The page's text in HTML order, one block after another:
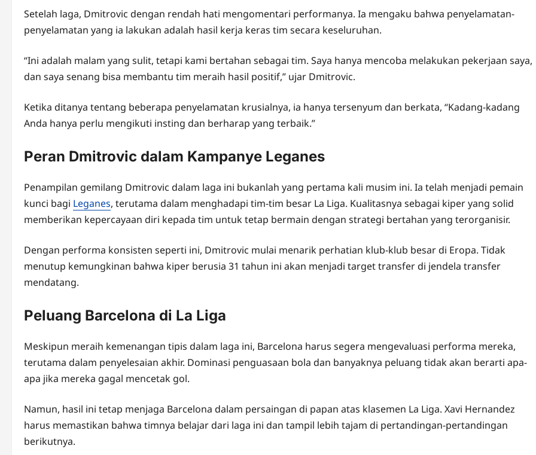
Setelah laga, Dmitrovic dengan rendah hati mengomentari performanya. Ia mengaku bahwa penyelamatan-
penyelamatan yang ia lakukan adalah hasil kerja keras tim secara keseluruhan.
“Ini adalah malam yang sulit, tetapi kami bertahan sebagai tim. Saya hanya mencoba melakukan pekerjaan saya,
dan saya senang bisa membantu tim meraih hasil positif,” ujar Dmitrovic.
Ketika ditanya tentang beberapa penyelamatan krusialnya, ia hanya tersenyum dan berkata, “Kadang-kadang
Anda hanya perlu mengikuti insting dan berharap yang terbaik.”
Peran Dmitrovic dalam Kampanye Leganes
Penampilan gemilang Dmitrovic dalam laga ini bukanlah yang pertama kali musim ini. Ia telah menjadi pemain
kunci bagi Leganes, terutama dalam menghadapi tim-tim besar La Liga. Kualitasnya sebagai kiper yang solid
memberikan kepercayaan diri kepada tim untuk tetap bermain dengan strategi bertahan yang terorganisir.
Dengan performa konsisten seperti ini, Dmitrovic mulai menarik perhatian klub-klub besar di Eropa. Tidak
menutup kemungkinan bahwa kiper berusia 31 tahun ini akan menjadi target transfer di jendela transfer
mendatang.
Peluang Barcelona di La Liga
Meskipun meraih kemenangan tipis dalam laga ini, Barcelona harus segera mengevaluasi performa mereka,
terutama dalam penyelesaian akhir. Dominasi penguasaan bola dan banyaknya peluang tidak akan berarti apa-
apa jika mereka gagal mencetak gol.
Namun, hasil ini tetap menjaga Barcelona dalam persaingan di papan atas klasemen La Liga. Xavi Hernandez
harus memastikan bahwa timnya belajar dari laga ini dan tampil lebih tajam di pertandingan-pertandingan
berikutnya.